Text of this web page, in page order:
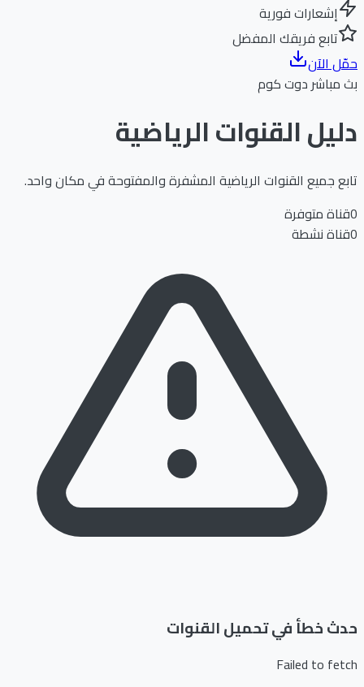
إشعارات فورية
تابع فريقك المفضل
حمّل الآن
بث مباشر دوت كوم
دليل القنواتالرياضية
تابع جميع القنوات الرياضية المشفرة والمفتوحة في مكان واحد.
0قناة متوفرة
0قناة نشطة
حدث خطأ في تحميل القنوات
Failed to fetch